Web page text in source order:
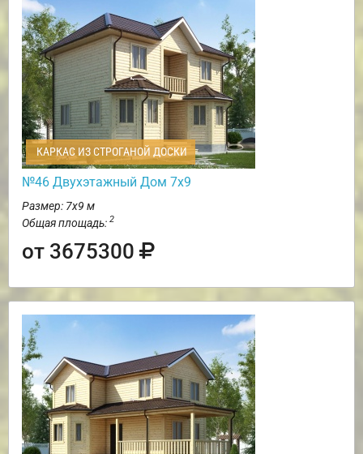
КАРКАС ИЗ СТРОГАНОЙ ДОСКИ
№46 Двухэтажный Дом 7х9
Размер: 7х9 м
Общая площадь: 2
от 3675300